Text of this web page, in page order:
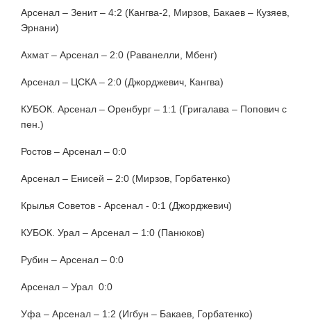
Арсенал – Зенит – 4:2 (Кангва-2, Мирзов, Бакаев – Кузяев,
Эрнани)
Ахмат – Арсенал – 2:0 (Раванелли, Мбенг)
Арсенал – ЦСКА – 2:0 (Джорджевич, Кангва)
КУБОК. Арсенал – Оренбург – 1:1 (Григалава – Попович с
пен.)
Ростов – Арсенал – 0:0
Арсенал – Енисей – 2:0 (Мирзов, Горбатенко)
Крылья Советов - Арсенал - 0:1 (Джорджевич)
КУБОК. Урал – Арсенал – 1:0 (Панюков)
Рубин – Арсенал – 0:0
Арсенал – Урал 0:0
Уфа – Арсенал – 1:2 (Игбун – Бакаев, Горбатенко)